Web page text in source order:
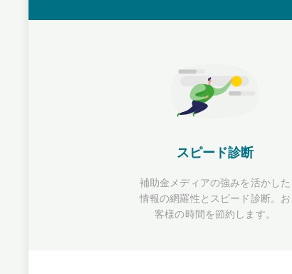
スピード診断
補助金メディアの強みを活かした
情報の網羅性とスピード診断。お
客様の時間を節約します。